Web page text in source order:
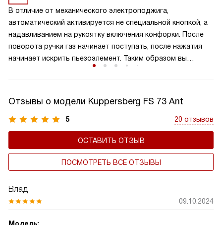
больших кастрюль и сковород. Это позволяет
одновременно готовить разнообразные блюда,
оптимизируя процесс приготовления. Такая панель
идеально подходит для больших семей или любителей
часто готовить, обеспечивая удобство и эффективность
на кухне.
В отличие от механического электроподжига,
автоматический активируется не специальной кнопкой, а
надавливанием на рукоятку включения конфорки. После
поворота ручки газ начинает поступать, после нажатия
начинает искрить пьезоэлемент. Таким образом вы
Отзывы о модели Kuppersberg FS 73 Ant
5 20 отзывов
ОСТАВИТЬ ОТЗЫВ
ПОСМОТРЕТЬ ВСЕ ОТЗЫВЫ
Влад
09.10.2024